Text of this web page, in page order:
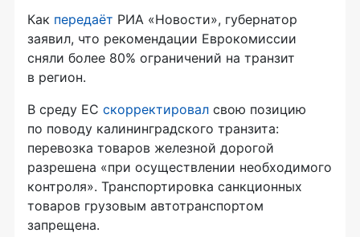
Как передаёт РИА «Новости», губернатор
заявил, что рекомендации Еврокомиссии
сняли более 80% ограничений на транзит
в регион.
В среду ЕС скорректировал свою позицию
по поводу калининградского транзита:
перевозка товаров железной дорогой
разрешена «при осуществлении необходимого
контроля». Транспортировка санкционных
товаров грузовым автотранспортом
запрещена.